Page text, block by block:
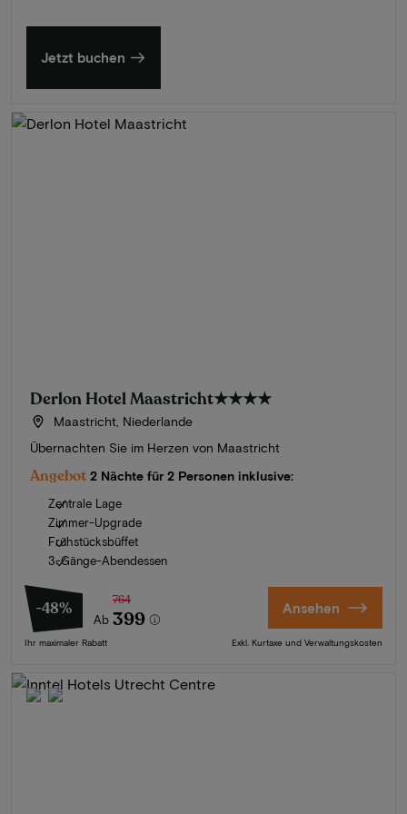
Jetzt buchen
Derlon Hotel Maastricht★★★★
Maastricht, Niederlande
Übernachten Sie im Herzen von Maastricht
Angebot 2 Nächte für 2 Personen inklusive:
Zentrale Lage
Zimmer-Upgrade
Frühstücksbüffet
3-Gänge-Abendessen
-48%
Ab
764
399
Ihr maximaler Rabatt
Ansehen
Exkl. Kurtaxe und Verwaltungskosten